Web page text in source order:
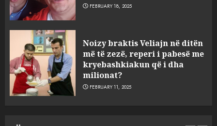
FEBRUARY 18, 2025
Noizy braktis Veliajn në ditën
më të zezë, reperi i pabesë me
kryebashkiakun që i dha
milionat?
FEBRUARY 11, 2025
3
sulmuan “One Albania”,
ngjarja u fsheh. A u vodhën
serverat?
MARCH 25, 2025